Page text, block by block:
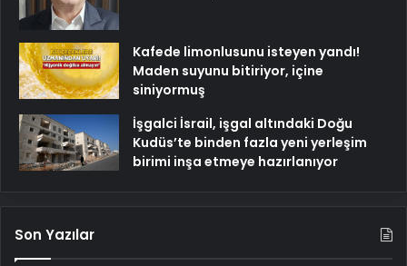
Kafede limonlusunu isteyen yandı!
Maden suyunu bitiriyor, içine
siniyormuş
İşgalci İsrail, işgal altındaki Doğu
Kudüs’te binden fazla yeni yerleşim
birimi inşa etmeye hazırlanıyor
Son Yazılar